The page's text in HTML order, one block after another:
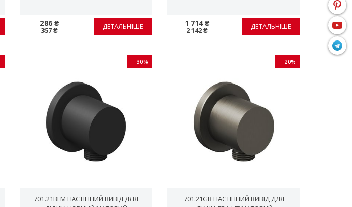
286 ₴
357 ₴ ДЕТАЛЬНІШЕ 1 714 ₴
2 142 ₴ ДЕТАЛЬНІШЕ
− 30%
701.21BLM НАСТІННИЙ ВИВІД ДЛЯ
− 20%
701.21GB НАСТІННИЙ ВИВІД ДЛЯ